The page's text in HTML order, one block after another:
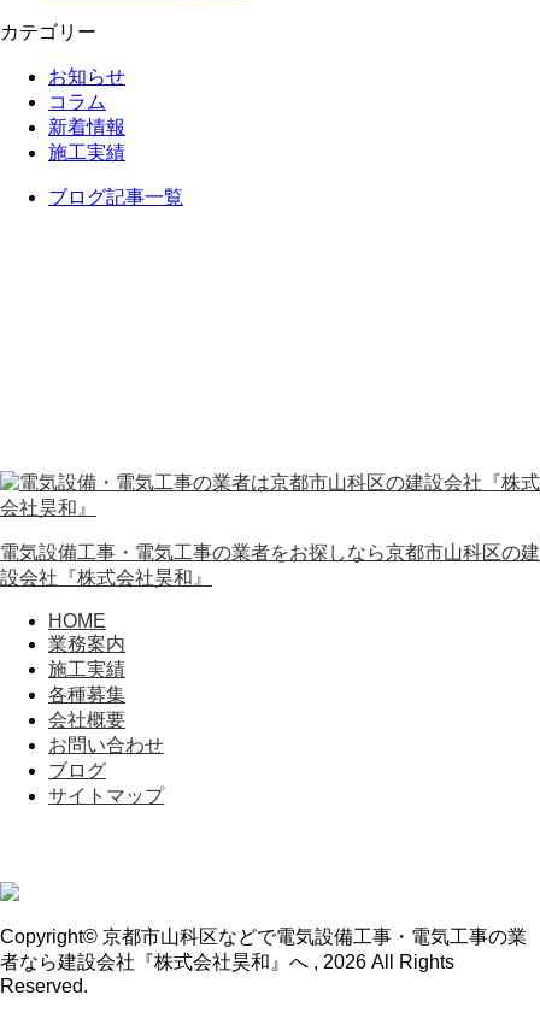
カテゴリー
お知らせ
コラム
新着情報
施工実績
ブログ記事一覧
電気設備工事・電気工事の業者をお探しなら京都市山科区の建
設会社『株式会社昊和』
HOME
業務案内
施工実績
各種募集
会社概要
お問い合わせ
ブログ
サイトマップ
Copyright© 京都市山科区などで電気設備工事・電気工事の業
者なら建設会社『株式会社昊和』へ , 2026 All Rights
Reserved.